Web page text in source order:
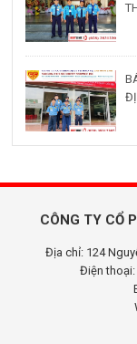
CÔNG TY CỔ
Địa chỉ: 124
Điện thoại: